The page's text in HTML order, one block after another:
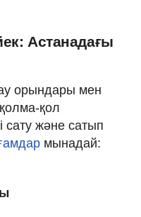
Астанадағы
орындары мен
қол
және сатып
мынадай: